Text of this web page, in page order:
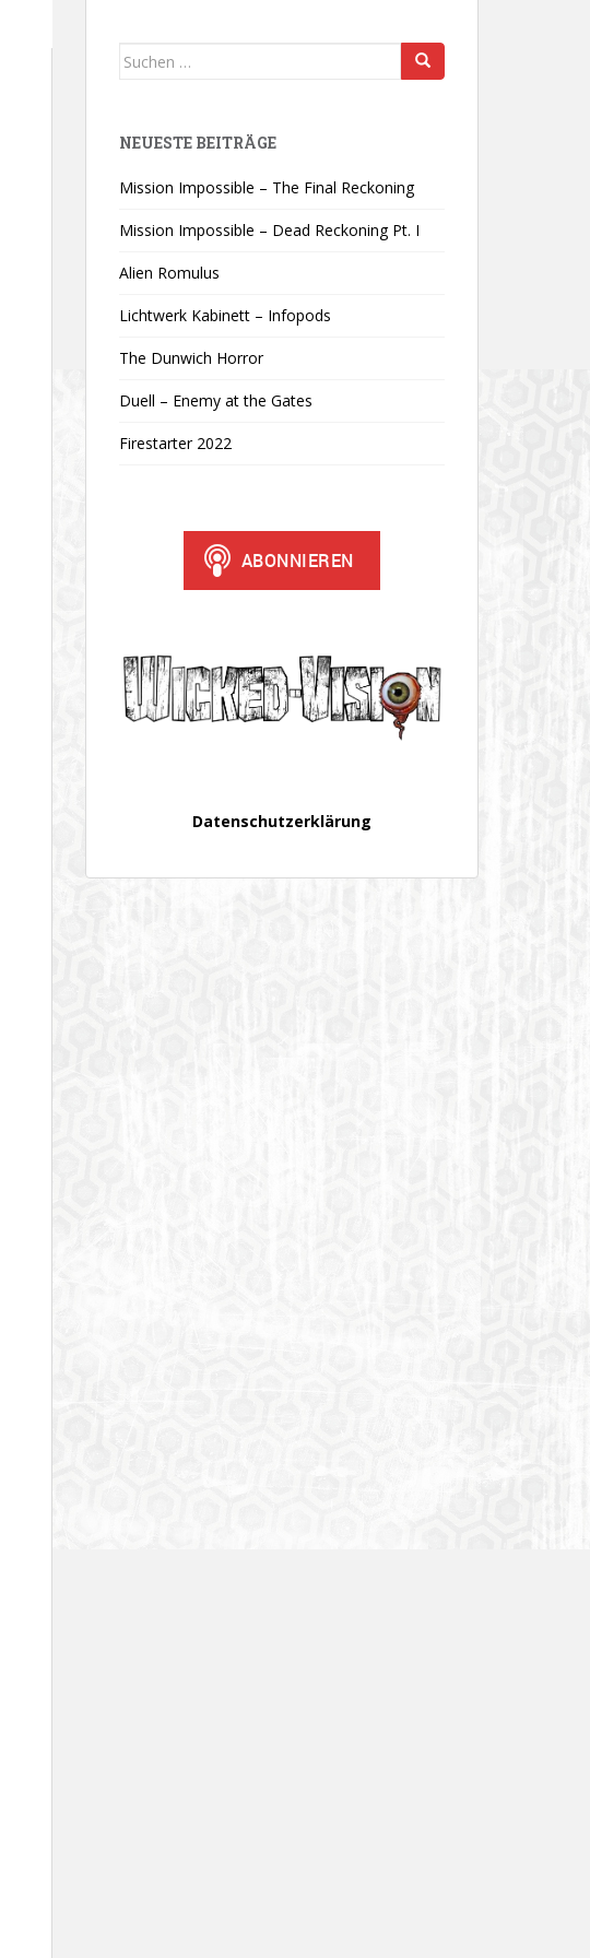
Suchen
NEUESTE BEITRÄGE
Mission Impossible – The Final Reckoning
Mission Impossible – Dead Reckoning Pt. I
Alien Romulus
Lichtwerk Kabinett – Infopods
The Dunwich Horror
Duell – Enemy at the Gates
Firestarter 2022
Datenschutzerklärung